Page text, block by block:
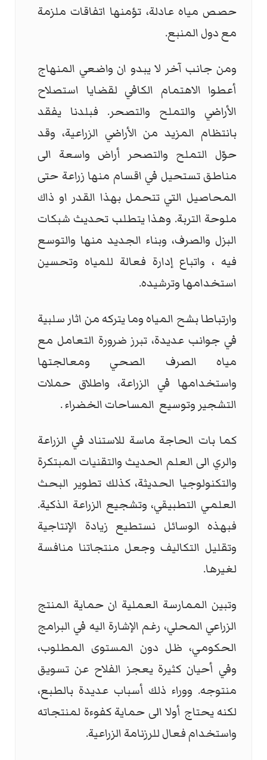
حصص مياه عادلة، تؤمنها اتفاقات ملزمة
مع دول المنبع.
ومن جانب آخر لا يبدو ان واضعي المنهاج
أعطوا الاهتمام الكافي لقضايا استصلاح
الأراضي والتملح والتصحر. فبلدنا يفقد
بانتظام المزيد من الأراضي الزراعية، وقد
حوّل التملح والتصحر أراض واسعة الى
مناطق تستحيل في اقسام منها زراعة حتى
المحاصيل التي تتحمل بهذا القدر او ذاك
ملوحة التربة. وهذا يتطلب تحديث شبكات
البزل والصرف، وبناء الجديد منها والتوسع
فيه ، واتباع إدارة فعالة للمياه وتحسين
استخدامها وترشيده.
وارتباطا بشح المياه وما يتركه من اثار سلبية
في جوانب عديدة، تبرز ضرورة التعامل مع
مياه الصرف الصحي ومعالجتها
واستخدامها في الزراعة، واطلاق حملات
التشجير وتوسيع المساحات الخضراء .
كما بات الحاجة ماسة للاستناد في الزراعة
والري الى العلم الحديث والتقنيات المبتكرة
والتكنولوجيا الحديثة، كذلك تطوير البحث
العلمي التطبيقي، وتشجيع الزراعة الذكية.
فبهذه الوسائل نستطيع زيادة الإنتاجية
وتقليل التكاليف وجعل منتجاتنا منافسة
لغيرها.
وتبين الممارسة العملية ان حماية المنتج
الزراعي المحلي، رغم الإشارة اليه في البرامج
الحكومي، ظل دون المستوى المطلوب،
وفي أحيان كثيرة يعجز الفلاح عن تسويق
منتوجه. ووراء ذلك أسباب عديدة بالطبع،
لكنه يحتاج أولا الى حماية كفوءة لمنتجاته
واستخدام فعال للرزنامة الزراعية.